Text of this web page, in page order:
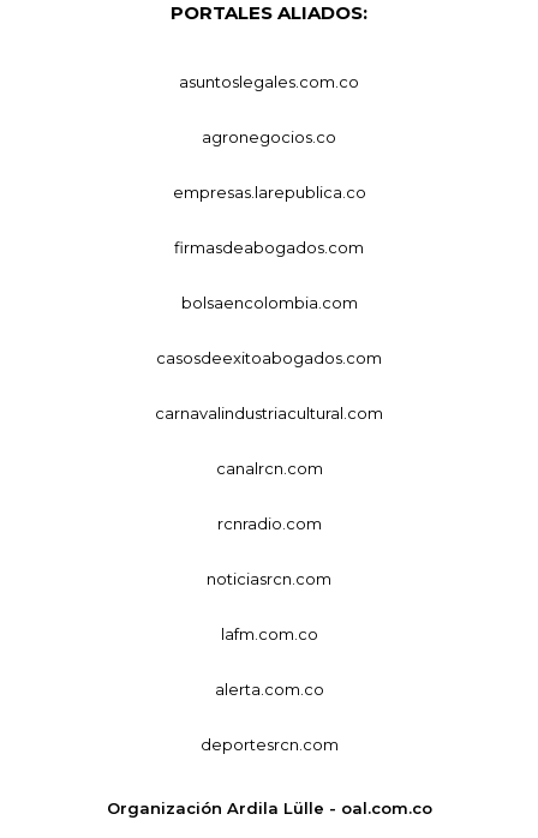
PORTALES ALIADOS:
asuntoslegales.com.co
agronegocios.co
empresas.larepublica.co
firmasdeabogados.com
bolsaencolombia.com
casosdeexitoabogados.com
carnavalindustriacultural.com
canalrcn.com
rcnradio.com
noticiasrcn.com
lafm.com.co
alerta.com.co
deportesrcn.com
Organización Ardila Lülle - oal.com.co